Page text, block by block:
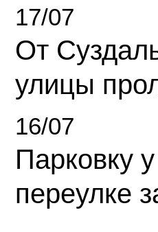
17/07
От
улицы
16/07
Парковку
переулке